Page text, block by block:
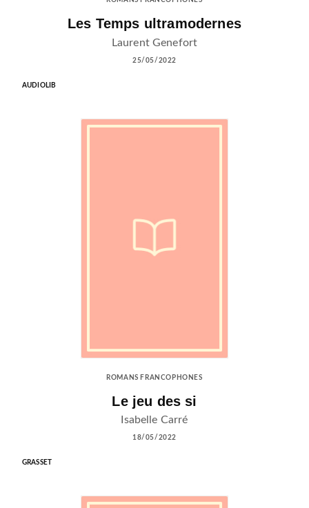
Les Temps ultramodernes
Laurent Genefort
25/05/2022
AUDIOLIB
ROMANS FRANCOPHONES
Le jeu des si
Isabelle Carré
18/05/2022
GRASSET